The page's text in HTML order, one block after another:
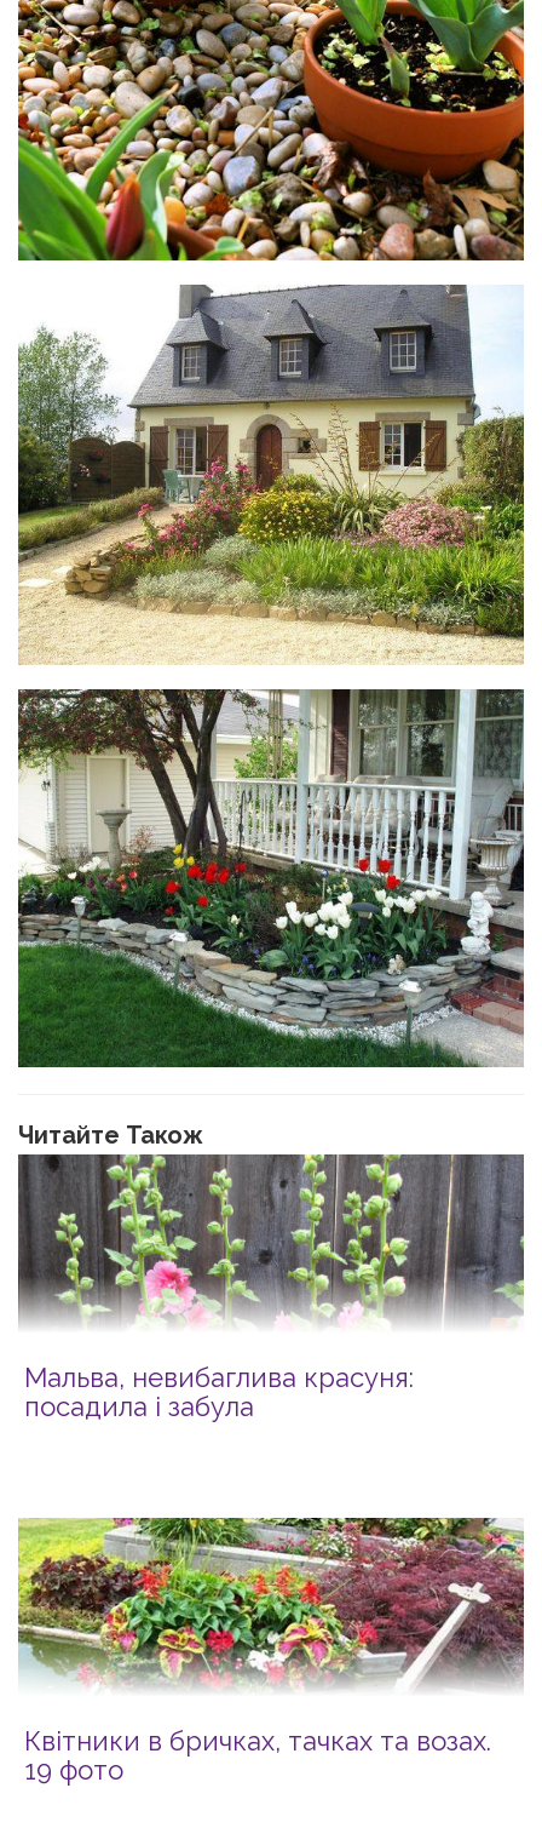
Читайте Також
Мальва, невибаглива красуня:
посадила і забула
Квітники в бричках, тачках та возах.
19 фото